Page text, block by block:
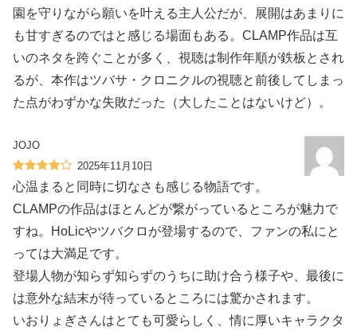
園を守りながら願いを叶える主人公だが、展開はあまりに
も甘すぎるのではと感じる場面もある。CLAMP作品は互
いのネタを跨ぐことが多く、視聴は制作年順が鉄板とされ
るが、本作はツバサ・クロニクルの視聴と前後してしまっ
た点がわずかな失敗だった（大したことはないけど）。
JOJO
2025年11月10日
心温まると同時に切なさも感じる物語です。
CLAMPの作品はほとんどが繋がっているところが魅力で
すね。HoLicやツバクロが登場するので、ファンの私にと
っては大満足です。
登場人物が知らず知らずのうちに助け合う様子や、最後に
は意外な結末が待っているところには驚かされます。
いおりょぎさんはとても可愛らしく、情に厚いキャラクタ